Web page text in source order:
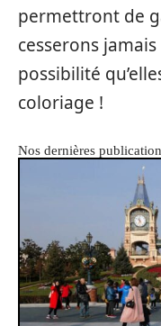
permettront de
cesserons
possibilité
coloriage !
Nos dernières